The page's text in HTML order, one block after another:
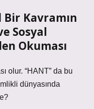
Bir Kavramın
Sosyal
Okuması
olur. “HANT” da bu
dünyasında